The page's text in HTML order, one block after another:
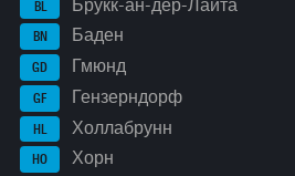
BL Брукк-ан-дер-Лайта
BN Баден
GD Гмюнд
GF Гензерндорф
HL Холлабрунн
HO Хорн